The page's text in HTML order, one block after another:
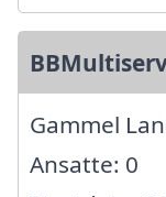
Gammel
Ansatte: 0